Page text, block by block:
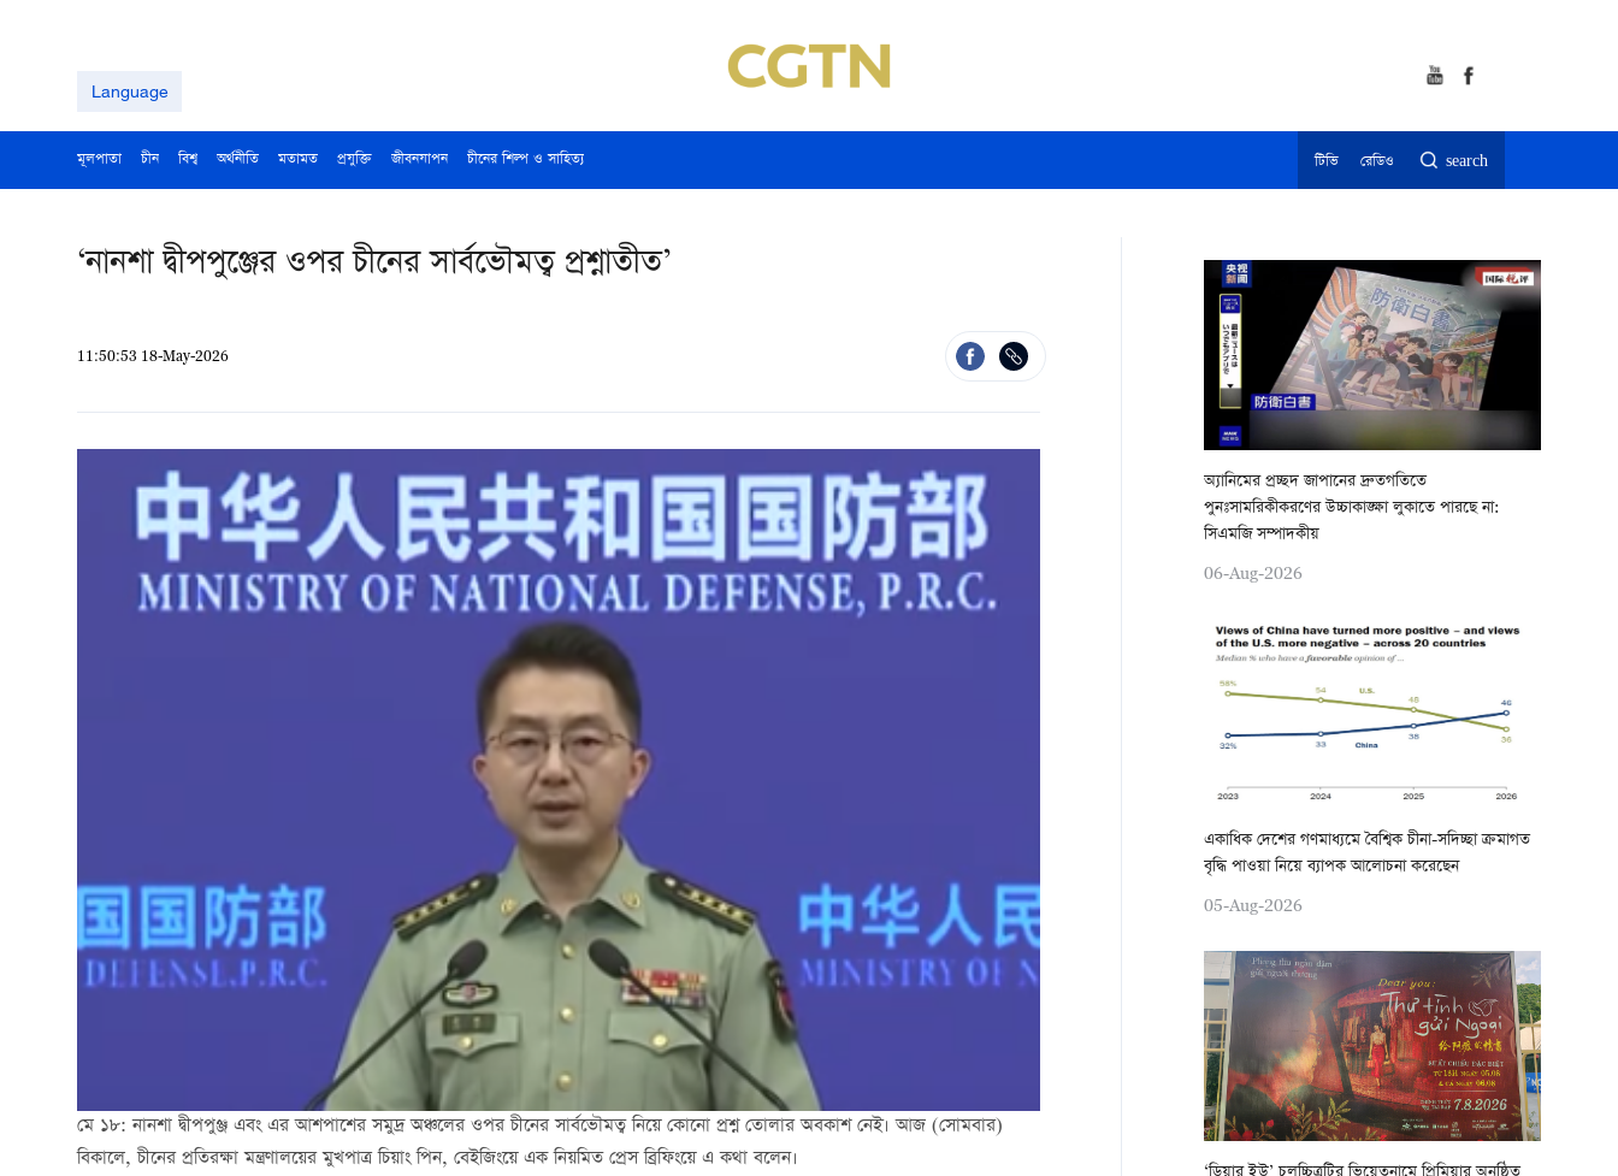
Language
মূলপাতা চীন বিশ্ব অর্থনীতি মতামত প্রযুক্তি জীবনযাপন চীনের শিল্প ও সাহিত্য টিভি রেডিও search
‘নানশা দ্বীপপুঞ্জের ওপর চীনের সার্বভৌমত্ব প্রশ্নাতীত’
11:50:53 18-May-2026
মে ১৮: নানশা দ্বীপপুঞ্জ এবং এর আশপাশের সমুদ্র অঞ্চলের ওপর চীনের সার্বভৌমত্ব নিয়ে কোনো প্রশ্ন তোলার অবকাশ নেই। আজ (সোমবার)
বিকালে, চীনের প্রতিরক্ষা মন্ত্রণালয়ের মুখপাত্র চিয়াং পিন, বেইজিংয়ে এক নিয়মিত প্রেস ব্রিফিংয়ে এ কথা বলেন।
অ্যানিমের প্রচ্ছদ জাপানের দ্রুতগতিতে
পুনঃসামরিকীকরণের উচ্চাকাঙ্ক্ষা লুকাতে পারছে না:
সিএমজি সম্পাদকীয়
06-Aug-2026
একাধিক দেশের গণমাধ্যমে বৈশ্বিক চীনা-সদিচ্ছা ক্রমাগত
বৃদ্ধি পাওয়া নিয়ে ব্যাপক আলোচনা করেছেন
05-Aug-2026